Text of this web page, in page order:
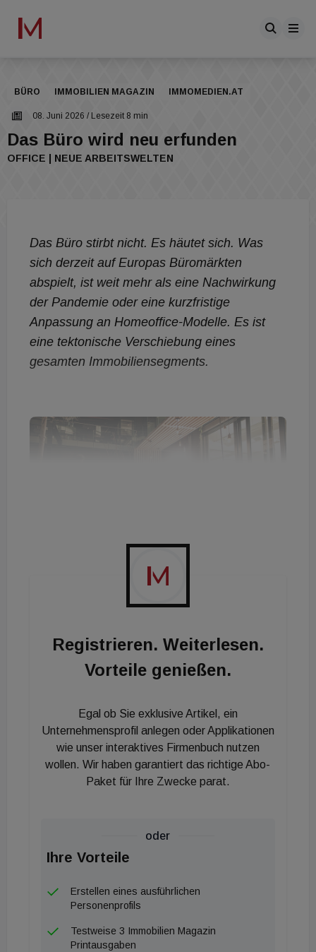
BÜRO IMMOBILIEN MAGAZIN IMMOMEDIEN.AT
08. Juni 2026 / Lesezeit 8 min
Das Büro wird neu erfunden
OFFICE | NEUE ARBEITSWELTEN
Das Büro stirbt nicht. Es häutet sich. Was
sich derzeit auf Europas Büromärkten
abspielt, ist weit mehr als eine Nachwirkung
der Pandemie oder eine kurzfristige
Anpassung an Homeoffice-Modelle. Es ist
eine tektonische Verschiebung eines
gesamten Immobiliensegments.
Registrieren. Weiterlesen.
Vorteile genießen.
Egal ob Sie exklusive Artikel, ein
Unternehmensprofil anlegen oder Applikationen
wie unser interaktives Firmenbuch nutzen
wollen. Wir haben garantiert das richtige Abo-
Paket für Ihre Zwecke parat.
oder
Ihre Vorteile
Erstellen eines ausführlichen
Personenprofils
Testweise 3 Immobilien Magazin
Printausgaben